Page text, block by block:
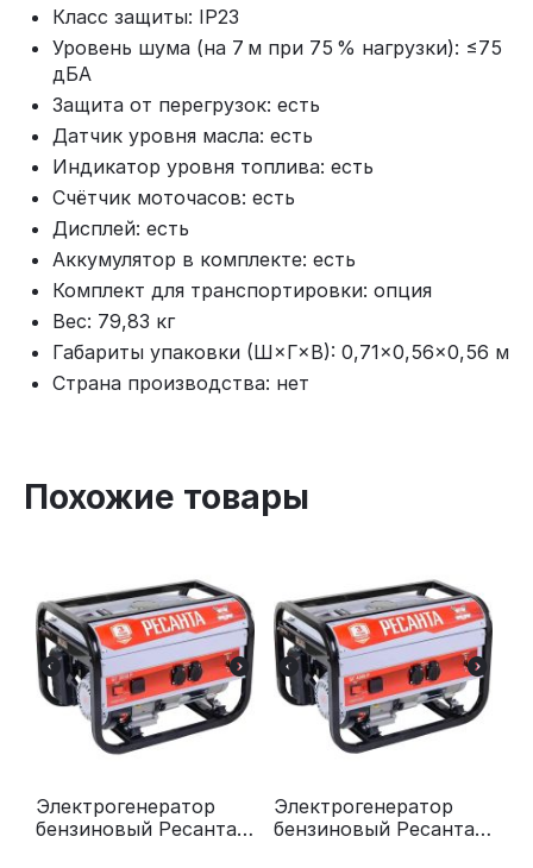
Класс защиты: IP23
Уровень шума (на 7 м при 75 % нагрузки): ≤75
дБА
Защита от перегрузок: есть
Датчик уровня масла: есть
Индикатор уровня топлива: есть
Счётчик моточасов: есть
Дисплей: есть
Аккумулятор в комплекте: есть
Комплект для транспортировки: опция
Вес: 79,83 кг
Габариты упаковки (Ш×Г×В): 0,71×0,56×0,56 м
Страна производства: нет
Похожие товары
Электрогенератор
бензиновый Ресанта
Электрогенератор
бензиновый Ресанта